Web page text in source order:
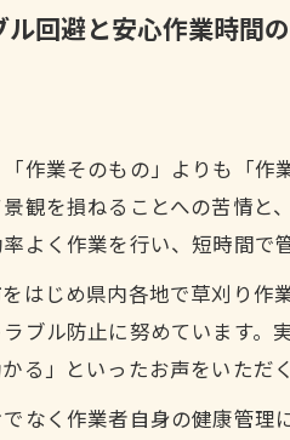
回避と安心作業時間
作業そのもの」よりも「
観を損ねることへの苦情
よく作業を行い、短時間で
はじめ県内各地で草刈り
ブル防止に努めています
る」といったお声をいただ
なく作業者自身の健康管